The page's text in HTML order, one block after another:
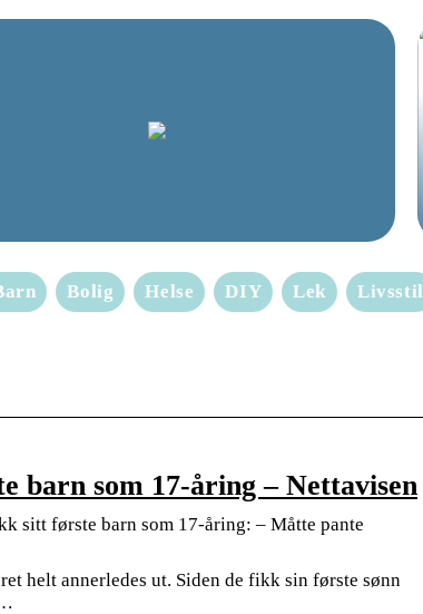
Bolig Helse DIY Lek Livsstil
barn som 17-åring – Nettavisen
sitt første barn som 17-åring: – Måtte pante
helt annerledes ut. Siden de fikk sin første sønn